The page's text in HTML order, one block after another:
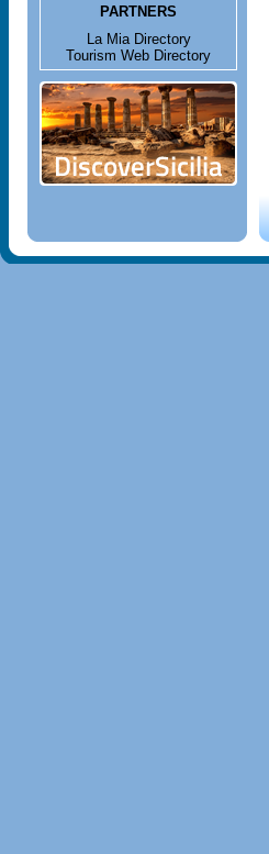
PARTNERS
La Mia Directory
Tourism Web Directory